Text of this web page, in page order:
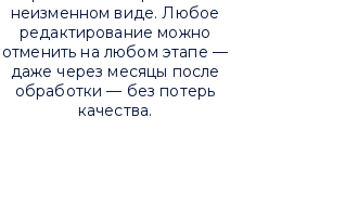
неизменном виде. Любое
редактирование можно
отменить на любом этапе —
даже через месяцы после
обработки — без потерь
качества.